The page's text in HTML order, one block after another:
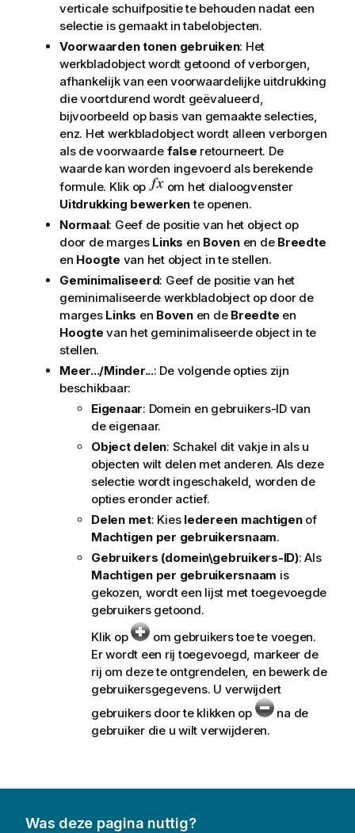
verticale schuifpositie te behouden nadat een
selectie is gemaakt in tabelobjecten.
Voorwaarden tonen gebruiken: Het
werkbladobject wordt getoond of verborgen,
afhankelijk van een voorwaardelijke uitdrukking
die voortdurend wordt geëvalueerd,
bijvoorbeeld op basis van gemaakte selecties,
enz. Het werkbladobject wordt alleen verborgen
als de voorwaarde false retourneert. De
waarde kan worden ingevoerd als berekende
formule. Klik op
om het dialoogvenster
Uitdrukking bewerkente openen.
Normaal: Geef de positie van het object op
door de marges Links en Bovenen de Breedte
en Hoogte van het object in te stellen.
Geminimaliseerd: Geef de positie van het
geminimaliseerde werkbladobject op door de
marges Links en Bovenen de Breedte en
Hoogte van het geminimaliseerde object in te
stellen.
Meer.../Minder...: De volgende opties zijn
beschikbaar:
Eigenaar: Domein en gebruikers-ID van
de eigenaar.
Object delen: Schakel dit vakje in als u
objecten wilt delen met anderen. Als deze
selectie wordt ingeschakeld, worden de
opties eronder actief.
Delen met: Kies Iedereen machtigen of
Machtigen per gebruikersnaam.
Gebruikers (domein\gebruikers-ID): Als
Machtigen per gebruikersnaam is
gekozen, wordt een lijst met toegevoegde
gebruikers getoond.
Klik op
om gebruikers toe te voegen.
Er wordt een rij toegevoegd, markeer de
rij om deze te ontgrendelen, en bewerk de
gebruikersgegevens. U verwijdert
gebruikers door te klikken op
na de
gebruiker die u wilt verwijderen.
Was deze pagina nuttig?